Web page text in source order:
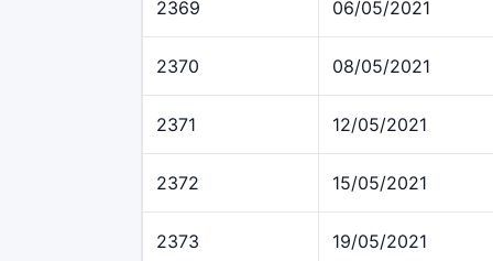
2369 06/05/2021
2370 08/05/2021
2371 12/05/2021
2372 15/05/2021
2373 19/05/2021